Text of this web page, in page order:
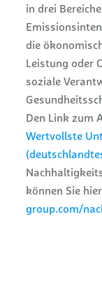
in drei
die
Leistung oder
soziale
Den Link zum
Wertvollste
können Sie
group.com/